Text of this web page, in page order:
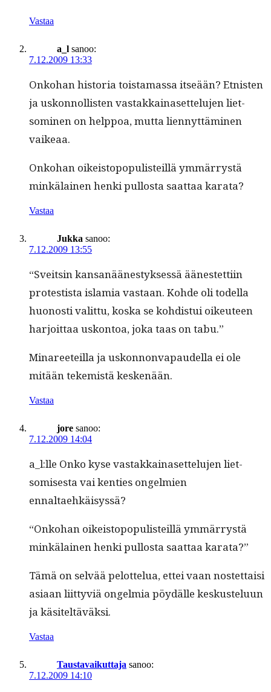
Vastaa
a_l sanoo:
7.12.2009 13:33
Onko­han his­to­ria tois­ta­mas­sa itseään? Etnis­ten
ja uskon­nol­lis­ten vas­takkainaset­telu­jen liet­
somi­nen on help­poa, mut­ta lien­nyt­tämi­nen
vaikeaa.
Onko­han oikeistopop­ulis­teil­lä ymmär­rystä
minkälainen hen­ki pul­losta saat­taa karata?
Vastaa
Jukka sanoo:
7.12.2009 13:55
“Sveitsin kansanäänestyk­sessä äänestet­ti­in
protestista islamia vas­taan. Kohde oli todel­la
huonos­ti valit­tu, kos­ka se kohdis­tui oikeu­teen
har­joit­taa uskon­toa, joka taas on tabu.”
Mina­reeteil­la ja uskon­non­va­paudel­la ei ole
mitään tekemistä keskenään.
Vastaa
jore sanoo:
7.12.2009 14:04
a_l:lle Onko kyse vas­takkainaset­telu­jen liet­
somis­es­ta vai ken­ties ongelmien
ennaltaehkäisyssä?
“Onko­han oikeistopop­ulis­teil­lä ymmär­rystä
minkälainen hen­ki pul­losta saat­taa karata?”
Tämä on selvää pelot­telua, ettei vaan nos­tet­taisi
asi­aan liit­tyviä ongelmia pöy­dälle keskustelu­un
ja käsiteltäväksi.
Vastaa
Taustavaikuttaja sanoo:
7.12.2009 14:10